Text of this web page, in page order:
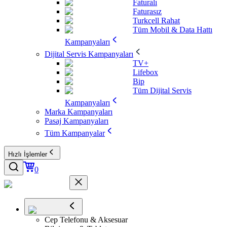
Faturalı
Faturasız
Turkcell Rahat
Tüm Mobil & Data Hattı
Kampanyaları
Dijital Servis Kampanyaları
TV+
Lifebox
Bip
Tüm Dijital Servis
Kampanyaları
Marka Kampanyaları
Pasaj Kampanyaları
Tüm Kampanyalar
Hızlı İşlemler
0
Cep Telefonu & Aksesuar